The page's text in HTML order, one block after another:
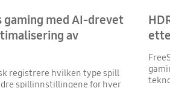
gaming med AI-drevet
av
registrere hvilken type spill
spillinnstillingene for hver